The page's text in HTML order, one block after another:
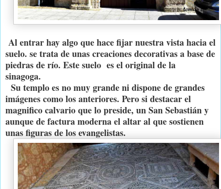
Al entrar hay algo que hace fijar nuestra vista hacia el
suelo. se trata de unas creaciones decorativas a base de
piedras de río. Este suelo es el original de la
sinagoga.
Su templo es no muy grande ni dispone de grandes
imágenes como los anteriores. Pero si destacar el
magnifico calvario que lo preside, un San Sebastián y
aunque de factura moderna el altar al que sostienen
unas figuras de los evangelistas.